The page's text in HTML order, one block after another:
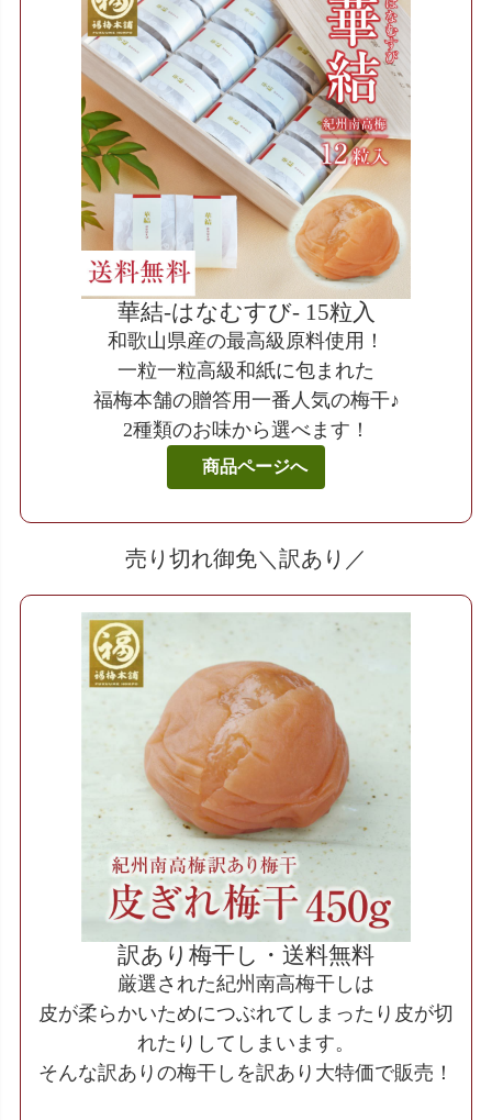
華結-はなむすび- 15粒入
和歌山県産の最高級原料使用！
一粒一粒高級和紙に包まれた
福梅本舗の贈答用一番人気の梅干♪
2種類のお味から選べます！
商品ページへ
売り切れ御免＼訳あり／
訳あり梅干し・送料無料
厳選された紀州南高梅干しは
皮が柔らかいためにつぶれてしまったり皮が切
れたりしてしまいます。
そんな訳ありの梅干しを訳あり大特価で販売！